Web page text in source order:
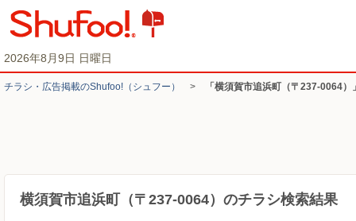
2026年8月9日 日曜日
チラシ・​広告掲載の​Shufoo!​（シュフー） > 「横須賀市追浜町（〒237-0064
横須賀市追浜町（〒237-0064）のチラシ検索結果